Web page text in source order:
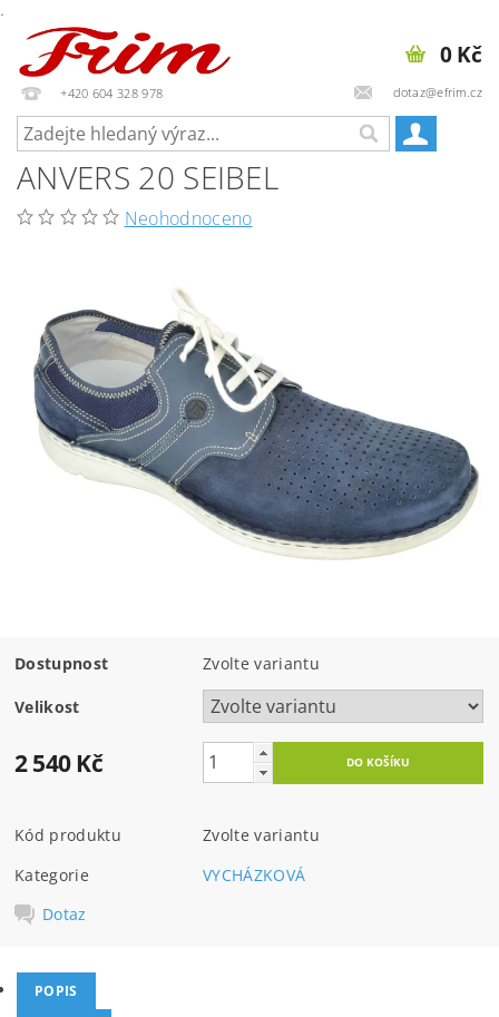
.
+420 604 328 978 dotaz@efrim.cz
0 Kč
ANVERS 20 SEIBEL
Neohodnoceno
Dostupnost Zvolte variantu
Velikost
2 540 Kč
Kód produktu
Zvolte variantu
Kategorie
VYCHÁZKOVÁ
Dotaz
POPIS